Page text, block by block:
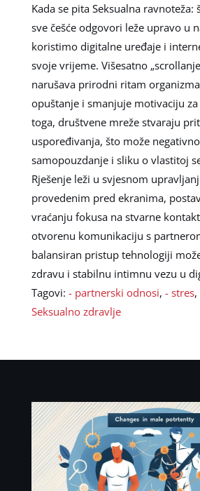
Kada se pita Seksualna ravnoteža:
sve češće odgovori leže upravo u
koristimo digitalne uređaje i
svoje vrijeme. Višesatno
narušava prirodni ritam
opuštanje i smanjuje motivaciju
toga, društvene mreže stvaraju
uspoređivanja, što može
samopouzdanje i sliku o vlastitoj
Rješenje leži u svjesnom
provedenim pred ekranima,
vraćanju fokusa na stvarne
otvorenu komunikaciju s
balansiran pristup tehnologiji
zdravu i stabilnu intimnu vezu u
Tagovi: - partnerski odnosi, - stres,
Seksualno zdravlje